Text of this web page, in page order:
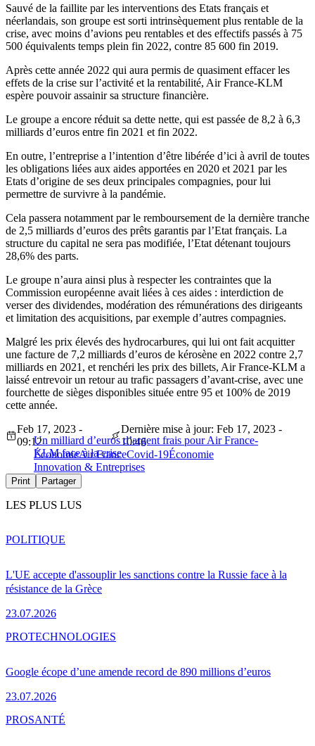
Sauvé de la faillite par les interventions des Etats français et
néerlandais, son groupe est sorti intrinsèquement plus rentable de la
crise, avec moins d’avions peu rentables et des effectifs passés à 75
500 équivalents temps plein fin 2022, contre 85 600 fin 2019.
Après cette année 2022 qui aura permis de quasiment effacer les
effets de la crise sur l’activité et la rentabilité, Air France-KLM
espère pouvoir assainir sa structure financière.
Le groupe a encore réduit sa dette nette, qui est passée de 8,2 à 6,3
milliards d’euros entre fin 2021 et fin 2022.
En outre, l’entreprise a l’intention d’être libérée d’ici à avril de toutes
les obligations liées aux aides apportées en 2020 et 2021 par les
Etats d’origine de ses deux principales compagnies, pour lui
permettre de survivre à la pandémie.
Cela passera notamment par le remboursement de la dernière tranche
de 2,5 milliards d’euros des prêts garantis par l’Etat français. La
structure du capital ne sera pas modifiée, l’Etat détenant toujours
28,6% des parts.
Le groupe n’aura ainsi plus à respecter les contraintes que la
Commission européenne avait liées à ces aides : interdiction de
verser des dividendes, modération des rémunérations des dirigeants
et limitation des acquisitions, par exemple d’autres compagnies.
Malgré les prix élevés des hydrocarbures, qui lui ont fait acquitter
une facture de 7,2 milliards d’euros de kérosène en 2022 contre 2,7
milliards en 2021, et renchéri les prix des billets, Air France-KLM a
laissé entrevoir un retour au trafic passagers d’avant-crise, avec une
fourchette de sièges disponibles située entre 95 et 100% de 2019
cette année.
Un milliard d’euros d’argent frais pour Air France-
KLM face à la crise
Feb 17, 2023 -
09:12
Dernière mise à jour: Feb 17, 2023 -
10:46
ÉconomieAir FranceCovid-19Économie
Innovation & Entreprises
Print Partager
LES PLUS LUS
L'UE accepte d'assouplir les sanctions contre la Russie face à la
résistance de la Grèce
23.07.2026
POLITIQUE
Google écope d’une amende record de 890 millions d’euros
23.07.2026
PROTECHNOLOGIES
PROSANTÉ